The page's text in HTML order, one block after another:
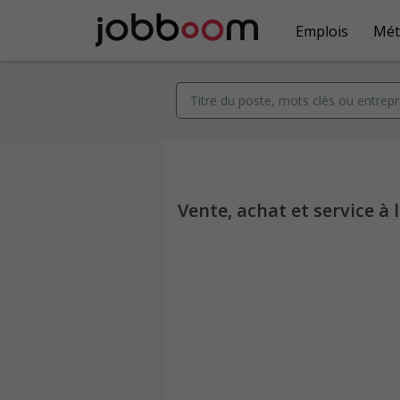
Emplois
Vente, achat et service à